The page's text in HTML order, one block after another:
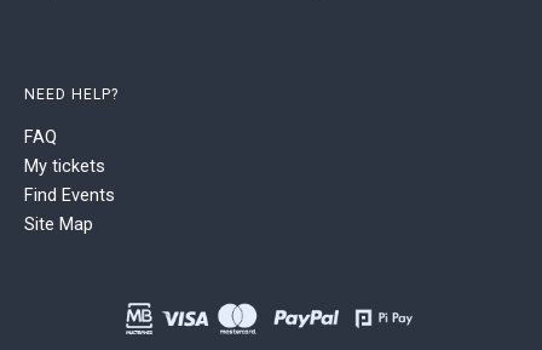
NEED HELP?
FAQ
My tickets
Find Events
Site Map